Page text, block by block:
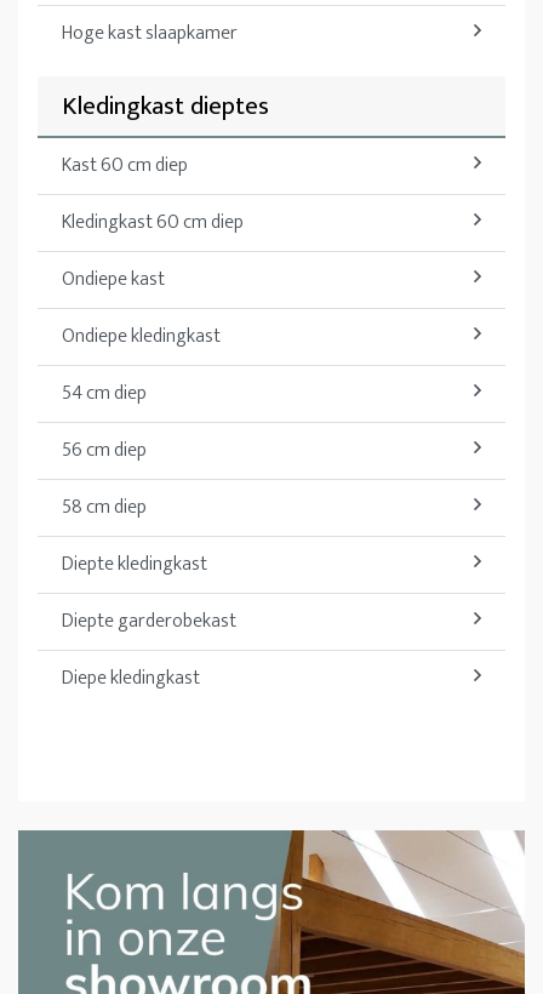
Hoge kast slaapkamer
Kledingkast dieptes
Kast 60 cm diep
Kledingkast 60 cm diep
Ondiepe kast
Ondiepe kledingkast
54 cm diep
56 cm diep
58 cm diep
Diepte kledingkast
Diepte garderobekast
Diepe kledingkast